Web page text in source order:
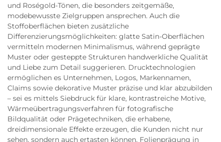
und Roségold-Tönen, die besonders zeitgemäße,
modebewusste Zielgruppen ansprechen. Auch die
Stoffoberflächen bieten zusätzliche
Differenzierungsmöglichkeiten: glatte Satin-Oberflächen
vermitteln modernen Minimalismus, während geprägte
Muster oder gesteppte Strukturen handwerkliche Qualität
und Liebe zum Detail suggerieren. Drucktechnologien
ermöglichen es Unternehmen, Logos, Markennamen,
Claims sowie dekorative Muster präzise und klar abzubilden
– sei es mittels Siebdruck für klare, kontrastreiche Motive,
Wärmeübertragungsverfahren für fotografische
Bildqualität oder Prägetechniken, die erhabene,
dreidimensionale Effekte erzeugen, die Kunden nicht nur
sehen, sondern auch ertasten können. Folienprägung in